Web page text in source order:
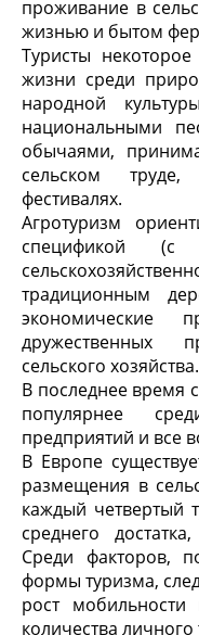
проживание в
жизнью и бытом
Туристы
жизни среди
народной
национальными
обычаями,
сельском
фестивалях.
Агротуризм
спецификой (с
традиционным
экономические
дружественных
сельского хозяйства.
В последнее время
популярнее
предприятий и все
В Европе
размещения в
каждый четвертый
среднего
Среди факторов,
формы туризма,
рост мобильности
количества личного